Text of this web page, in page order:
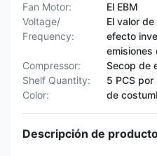
Fan Motor:
El EBM
Voltage/
Frequency:
El valor
efecto
emisiones
Compressor:
Secop de
Shelf Quantity:
5 PCS por
Color:
de
Descripción de